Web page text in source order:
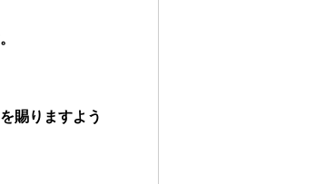
賜りますよう